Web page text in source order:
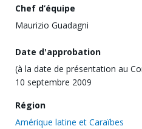
Chef d’équipe
Maurizio Guadagni
Date d'approbation
(à la date de présentation au
10 septembre 2009
Région
Amérique latine et Caraïbes